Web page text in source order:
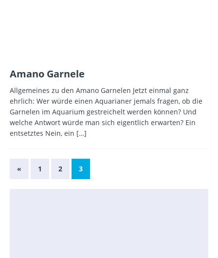
Amano Garnele
Allgemeines zu den Amano Garnelen Jetzt einmal ganz
ehrlich: Wer würde einen Aquarianer jemals fragen, ob die
Garnelen im Aquarium gestreichelt werden können? Und
welche Antwort würde man sich eigentlich erwarten? Ein
entsetztes Nein, ein […]
« 1 2 3